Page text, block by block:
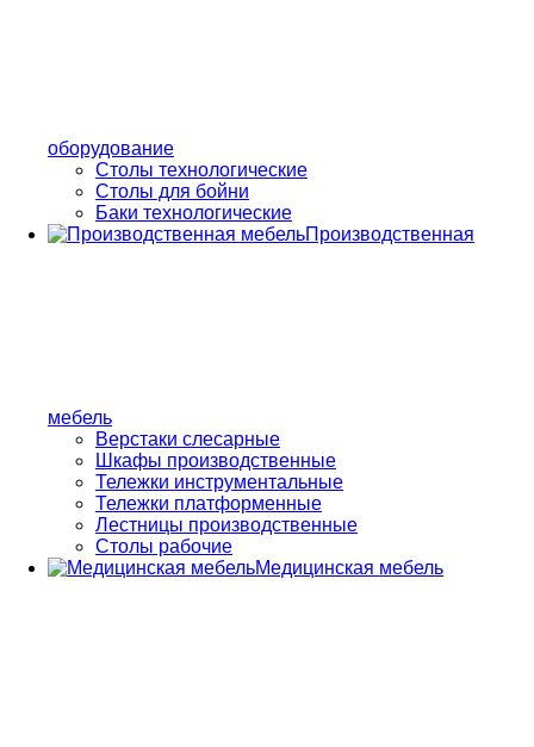
оборудование
Столы технологические
Столы для бойни
Баки технологические
Производственная
мебель
Верстаки слесарные
Шкафы производственные
Тележки инструментальные
Тележки платформенные
Лестницы производственные
Столы рабочие
Медицинская мебель